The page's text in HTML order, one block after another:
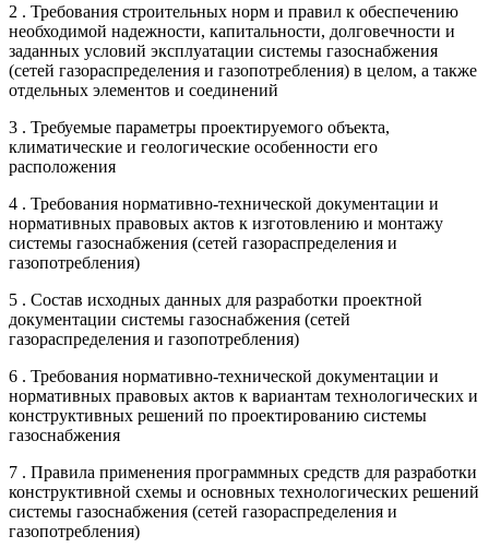
2 . Требования строительных норм и правил к обеспечению
необходимой надежности, капитальности, долговечности и
заданных условий эксплуатации системы газоснабжения
(сетей газораспределения и газопотребления) в целом, а также
отдельных элементов и соединений
3 . Требуемые параметры проектируемого объекта,
климатические и геологические особенности его
расположения
4 . Требования нормативно-технической документации и
нормативных правовых актов к изготовлению и монтажу
системы газоснабжения (сетей газораспределения и
газопотребления)
5 . Состав исходных данных для разработки проектной
документации системы газоснабжения (сетей
газораспределения и газопотребления)
6 . Требования нормативно-технической документации и
нормативных правовых актов к вариантам технологических и
конструктивных решений по проектированию системы
газоснабжения
7 . Правила применения программных средств для разработки
конструктивной схемы и основных технологических решений
системы газоснабжения (сетей газораспределения и
газопотребления)